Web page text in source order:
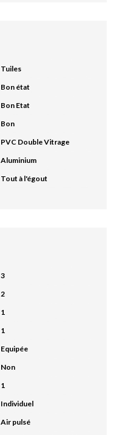
Tuiles
Bon état
Bon Etat
Bon
PVC Double Vitrage
Aluminium
Tout à l'égout
3
2
1
1
Equipée
Non
1
Individuel
Air pulsé